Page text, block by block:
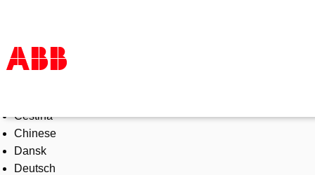
Products & Solutions
Industries
Services
About us
Čeština
Chinese
Dansk
Deutsch